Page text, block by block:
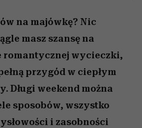
na majówkę? Nic
masz szansę na
romantycznej wycieczki,
przygód w ciepłym
Długi weekend można
sposobów, wszystko
i zasobności